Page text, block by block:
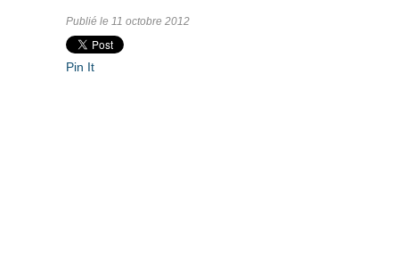
Publié le 11 octobre 2012
Pin It